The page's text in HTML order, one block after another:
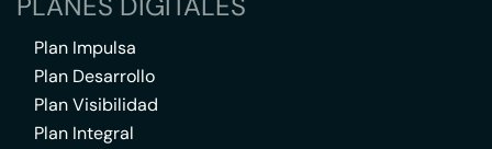
Plan Impulsa
Plan Desarrollo
Plan Visibilidad
Plan Integral